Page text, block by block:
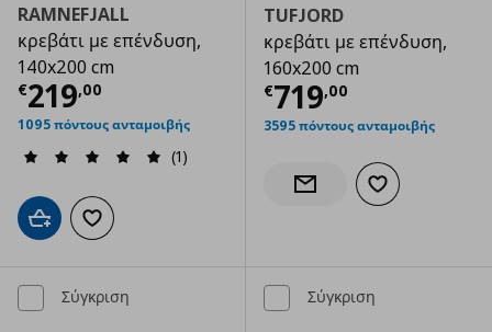
RAMNEFJALL
κρεβάτι με επένδυση,
140x200 cm
€219,00
Τρέχουσα τιμή € 219,00
1095 πόντους ανταμοιβής
(1)
Προσθήκη στο καλάθι
Προσθήκη στα αγαπημένα
TUFJORD
κρεβάτι με επένδυση,
160x200 cm
€719,00
Τρέχουσα
3595 πόντους ανταμοιβής
Ενημέρωση διαθεσιμότητας
Προσθήκη στα
Σύγκριση Σύγκριση